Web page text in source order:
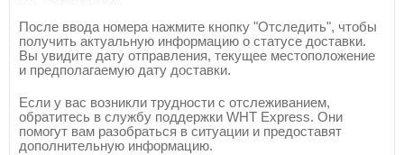
После ввода номера нажмите кнопку "Отследить", чтобы
получить актуальную информацию о статусе доставки.
Вы увидите дату отправления, текущее местоположение
и предполагаемую дату доставки.
Если у вас возникли трудности с отслеживанием,
обратитесь в службу поддержки WHT Express. Они
помогут вам разобраться в ситуации и предоставят
дополнительную информацию.